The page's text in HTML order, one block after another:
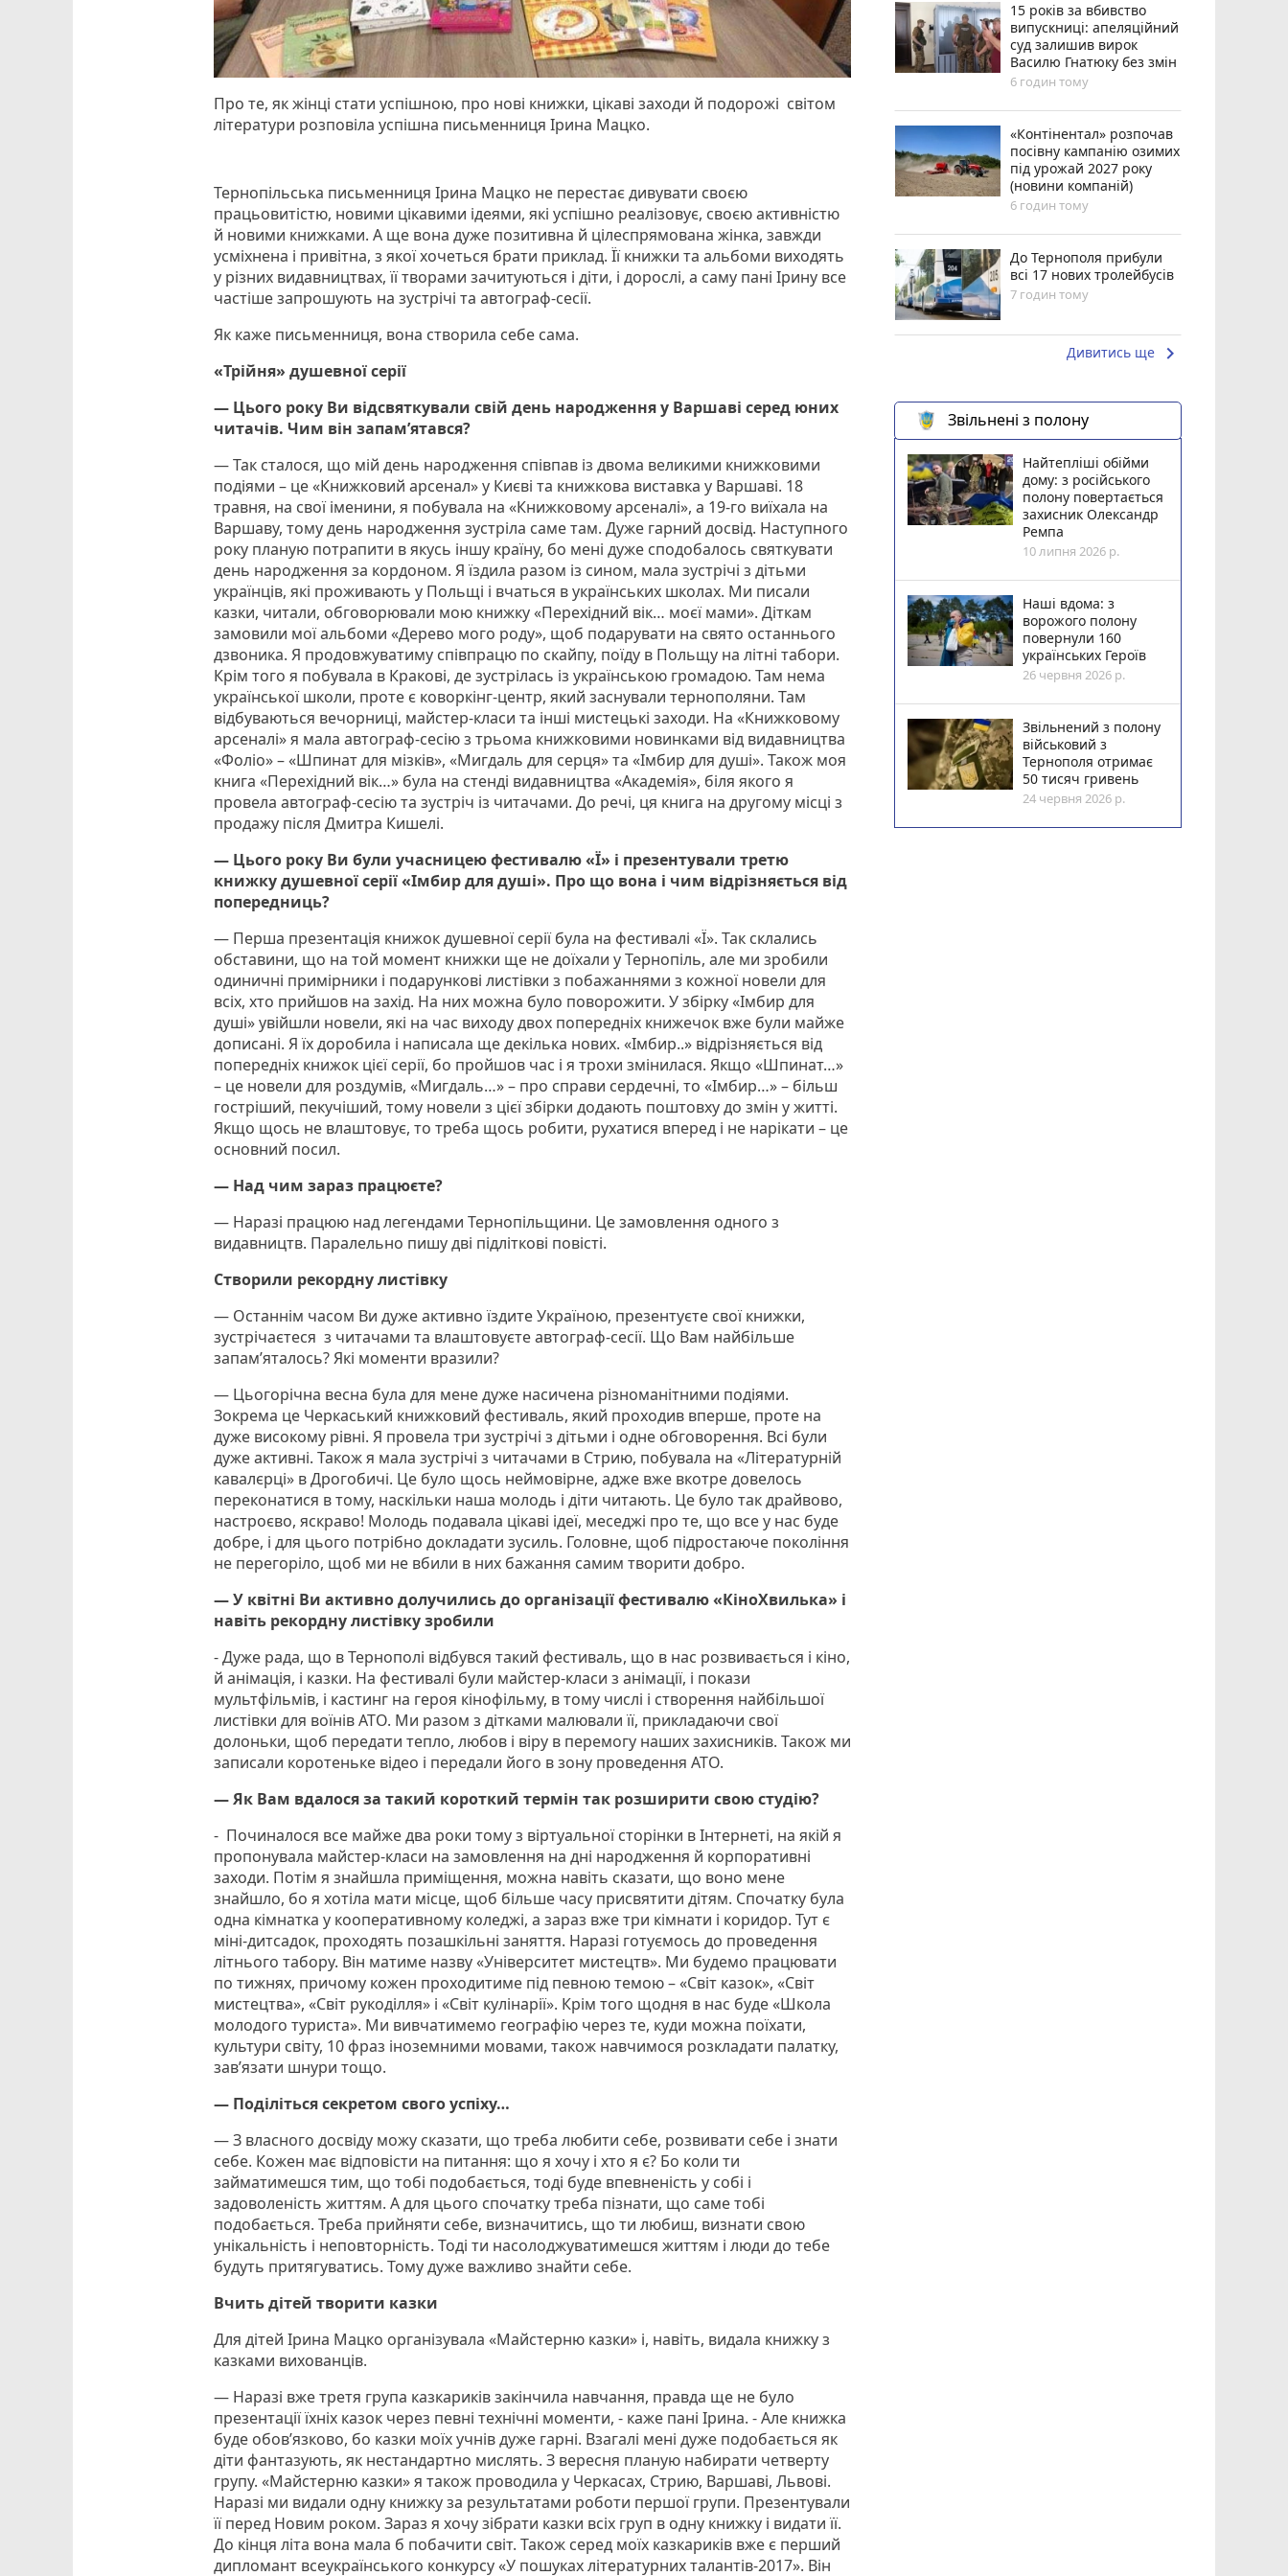
Про те, як жінці стати успішною, про нові книжки, цікаві заходи й подорожі світом
літератури розповіла успішна письменниця Ірина Мацко.
Тернопільська письменниця Ірина Мацко не перестає дивувати своєю
працьовитістю, новими цікавими ідеями, які успішно реалізовує, своєю активністю
й новими книжками. А ще вона дуже позитивна й цілеспрямована жінка, завжди
усміхнена і привітна, з якої хочеться брати приклад. Її книжки та альбоми виходять
у різних видавництвах, її творами зачитуються і діти, і дорослі, а саму пані Ірину все
частіше запрошують на зустрічі та автограф-сесії.
Як каже письменниця, вона створила себе сама.
«Трійня» душевної серії
— Цього року Ви відсвяткували свій день народження у Варшаві серед юних
читачів. Чим він запам’ятався?
— Так сталося, що мій день народження співпав із двома великими книжковими
подіями – це «Книжковий арсенал» у Києві та книжкова виставка у Варшаві. 18
травня, на свої іменини, я побувала на «Книжковому арсеналі», а 19-го виїхала на
Варшаву, тому день народження зустріла саме там. Дуже гарний досвід. Наступного
року планую потрапити в якусь іншу країну, бо мені дуже сподобалось святкувати
день народження за кордоном. Я їздила разом із сином, мала зустрічі з дітьми
українців, які проживають у Польщі і вчаться в українських школах. Ми писали
казки, читали, обговорювали мою книжку «Перехідний вік… моєї мами». Діткам
замовили мої альбоми «Дерево мого роду», щоб подарувати на свято останнього
дзвоника. Я продовжуватиму співпрацю по скайпу, поїду в Польщу на літні табори.
Крім того я побувала в Кракові, де зустрілась із українською громадою. Там нема
української школи, проте є коворкінг-центр, який заснували тернополяни. Там
відбуваються вечорниці, майстер-класи та інші мистецькі заходи. На «Книжковому
арсеналі» я мала автограф-сесію з трьома книжковими новинками від видавництва
«Фоліо» – «Шпинат для мізків», «Мигдаль для серця» та «Імбир для душі». Також моя
книга «Перехідний вік…» була на стенді видавництва «Академія», біля якого я
провела автограф-сесію та зустріч із читачами. До речі, ця книга на другому місці з
продажу після Дмитра Кишелі.
— Цього року Ви були учасницею фестивалю «Ї» і презентували третю
книжку душевної серії «Імбир для душі». Про що вона і чим відрізняється від
попередниць?
— Перша презентація книжок душевної серії була на фестивалі «Ї». Так склались
обставини, що на той момент книжки ще не доїхали у Тернопіль, але ми зробили
одиничні примірники і подарункові листівки з побажаннями з кожної новели для
всіх, хто прийшов на захід. На них можна було поворожити. У збірку «Імбир для
душі» увійшли новели, які на час виходу двох попередніх книжечок вже були майже
дописані. Я їх доробила і написала ще декілька нових. «Імбир..» відрізняється від
попередніх книжок цієї серії, бо пройшов час і я трохи змінилася. Якщо «Шпинат…»
– це новели для роздумів, «Мигдаль…» – про справи сердечні, то «Імбир…» – більш
гостріший, пекучіший, тому новели з цієї збірки додають поштовху до змін у житті.
Якщо щось не влаштовує, то треба щось робити, рухатися вперед і не нарікати – це
основний посил.
— Над чим зараз працюєте?
— Наразі працюю над легендами Тернопільщини. Це замовлення одного з
видавництв. Паралельно пишу дві підліткові повісті.
Створили рекордну листівку
— Останнім часом Ви дуже активно їздите Україною, презентуєте свої книжки,
зустрічаєтеся з читачами та влаштовуєте автограф-сесії. Що Вам найбільше
запам’яталось? Які моменти вразили?
— Цьогорічна весна була для мене дуже насичена різноманітними подіями.
Зокрема це Черкаський книжковий фестиваль, який проходив вперше, проте на
дуже високому рівні. Я провела три зустрічі з дітьми і одне обговорення. Всі були
дуже активні. Також я мала зустрічі з читачами в Стрию, побувала на «Літературній
кавалєрці» в Дрогобичі. Це було щось неймовірне, адже вже вкотре довелось
переконатися в тому, наскільки наша молодь і діти читають. Це було так драйвово,
настроєво, яскраво! Молодь подавала цікаві ідеї, меседжі про те, що все у нас буде
добре, і для цього потрібно докладати зусиль. Головне, щоб підростаюче покоління
не перегоріло, щоб ми не вбили в них бажання самим творити добро.
— У квітні Ви активно долучились до організації фестивалю «КіноХвилька» і
навіть рекордну листівку зробили
- Дуже рада, що в Тернополі відбувся такий фестиваль, що в нас розвивається і кіно,
й анімація, і казки. На фестивалі були майстер-класи з анімації, і покази
мультфільмів, і кастинг на героя кінофільму, в тому числі і створення найбільшої
листівки для воїнів АТО. Ми разом з дітками малювали її, прикладаючи свої
долоньки, щоб передати тепло, любов і віру в перемогу наших захисників. Також ми
записали коротеньке відео і передали його в зону проведення АТО.
— Як Вам вдалося за такий короткий термін так розширити свою студію?
- Починалося все майже два роки тому з віртуальної сторінки в Інтернеті, на якій я
пропонувала майстер-класи на замовлення на дні народження й корпоративні
заходи. Потім я знайшла приміщення, можна навіть сказати, що воно мене
знайшло, бо я хотіла мати місце, щоб більше часу присвятити дітям. Спочатку була
одна кімнатка у кооперативному коледжі, а зараз вже три кімнати і коридор. Тут є
міні-дитсадок, проходять позашкільні заняття. Наразі готуємось до проведення
літнього табору. Він матиме назву «Університет мистецтв». Ми будемо працювати
по тижнях, причому кожен проходитиме під певною темою – «Світ казок», «Світ
мистецтва», «Світ рукоділля» і «Світ кулінарії». Крім того щодня в нас буде «Школа
молодого туриста». Ми вивчатимемо географію через те, куди можна поїхати,
культури світу, 10 фраз іноземними мовами, також навчимося розкладати палатку,
зав’язати шнури тощо.
— Поділіться секретом свого успіху…
— З власного досвіду можу сказати, що треба любити себе, розвивати себе і знати
себе. Кожен має відповісти на питання: що я хочу і хто я є? Бо коли ти
займатимешся тим, що тобі подобається, тоді буде впевненість у собі і
задоволеність життям. А для цього спочатку треба пізнати, що саме тобі
подобається. Треба прийняти себе, визначитись, що ти любиш, визнати свою
унікальність і неповторність. Тоді ти насолоджуватимешся життям і люди до тебе
будуть притягуватись. Тому дуже важливо знайти себе.
Вчить дітей творити казки
Для дітей Ірина Мацко організувала «Майстерню казки» і, навіть, видала книжку з
казками вихованців.
— Наразі вже третя група казкариків закінчила навчання, правда ще не було
презентації їхніх казок через певні технічні моменти, - каже пані Ірина. - Але книжка
буде обов’язково, бо казки моїх учнів дуже гарні. Взагалі мені дуже подобається як
діти фантазують, як нестандартно мислять. З вересня планую набирати четверту
групу. «Майстерню казки» я також проводила у Черкасах, Стрию, Варшаві, Львові.
Наразі ми видали одну книжку за результатами роботи першої групи. Презентували
її перед Новим роком. Зараз я хочу зібрати казки всіх груп в одну книжку і видати її.
До кінця літа вона мала б побачити світ. Також серед моїх казкариків вже є перший
дипломант всеукраїнського конкурсу «У пошуках літературних талантів-2017». Він
15 років за вбивство
випускниці: апеляційний
суд залишив вирок
Василю Гнатюку без змін
6 годин тому
«Контінентал» розпочав
посівну кампанію озимих
під урожай 2027 року
(новини компаній)
6 годин тому
До Тернополя прибули
всі 17 нових тролейбусів
7 годин тому
Дивитись ще keyboard_arrow_right
Звільнені з полону
Найтепліші обійми
дому: з російського
полону повертається
захисник Олександр
Ремпа
10 липня 2026 р.
Наші вдома: з
ворожого полону
повернули 160
українських Героїв
26 червня 2026 р.
Звільнений з полону
військовий з
Тернополя отримає
50 тисяч гривень
24 червня 2026 р.